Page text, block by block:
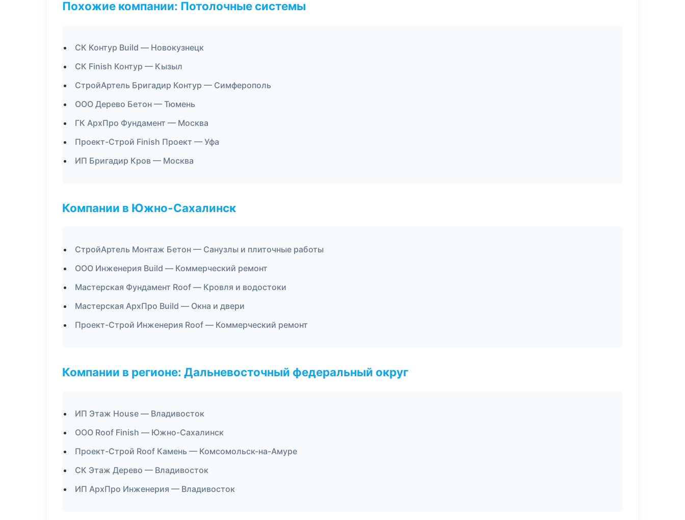
Похожие компании: Потолочные системы
СК Контур Build — Новокузнецк
СК Finish Контур — Кызыл
СтройАртель Бригадир Контур — Симферополь
ООО Дерево Бетон — Тюмень
ГК АрхПро Фундамент — Москва
Проект-Строй Finish Проект — Уфа
ИП Бригадир Кров — Москва
Компании в Южно-Сахалинск
СтройАртель Монтаж Бетон — Санузлы и плиточные работы
ООО Инженерия Build — Коммерческий ремонт
Мастерская Фундамент Roof — Кровля и водостоки
Мастерская АрхПро Build — Окна и двери
Проект-Строй Инженерия Roof — Коммерческий ремонт
Компании в регионе: Дальневосточный федеральный округ
ИП Этаж House — Владивосток
ООО Roof Finish — Южно-Сахалинск
Проект-Строй Roof Камень — Комсомольск-на-Амуре
СК Этаж Дерево — Владивосток
ИП АрхПро Инженерия — Владивосток